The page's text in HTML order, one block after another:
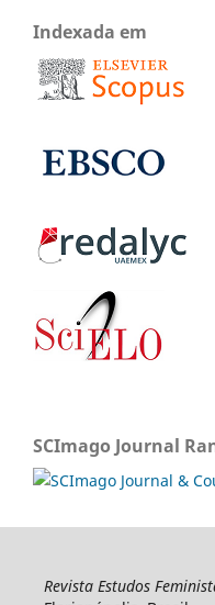
Indexada em
SCImago Journal
Revista Estudos